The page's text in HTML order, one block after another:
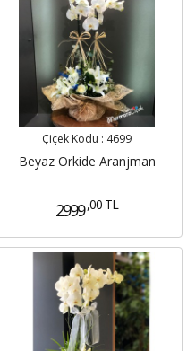
Çiçek Kodu : 4699
Beyaz Orkide Aranjman
2999 ,00 TL